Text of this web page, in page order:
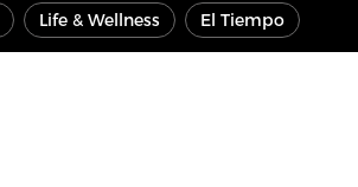
Life & Wellness El Tiempo